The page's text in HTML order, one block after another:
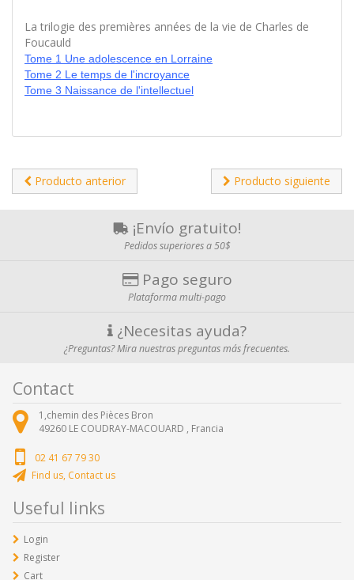
La trilogie des premières années de la vie de Charles de
Foucauld
Tome 1 Une adolescence en Lorraine
Tome 2 Le temps de l'incroyance
Tome 3 Naissance de l'intellectuel
Producto anterior Producto siguiente
¡Envío gratuito!
Pedidos superiores a 50$
Pago seguro
Plataforma multi-pago
¿Necesitas ayuda?
¿Preguntas? Mira nuestras preguntas más frecuentes.
Contact
1,chemin des Pièces Bron
49260 LE COUDRAY-MACOUARD , Francia
02 41 67 79 30
Find us, Contact us
Useful links
Login
Register
Cart